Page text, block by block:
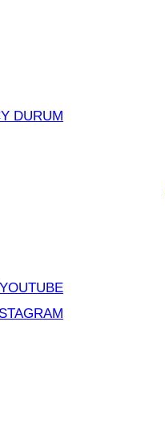
DURUM
YOUTUBE